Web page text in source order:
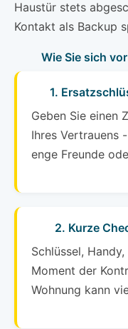
Haustür stets
Kontakt als Backup
Wie Sie sich
1.
Geben Sie einen
Ihres Vertrauens
enge Freunde
2. Kurze
Schlüssel,
Moment der
Wohnung kann